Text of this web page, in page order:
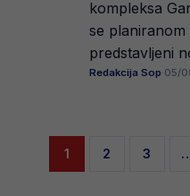
kompleksa
se planiranom
predstavljeni
Redakcija Sop·05/
Posts
1 2 3